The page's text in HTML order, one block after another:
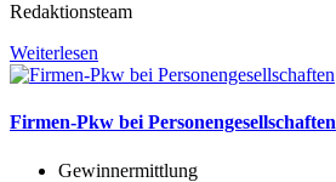
Redaktionsteam
Weiterlesen
Firmen-Pkw bei Personengesellschaften
Gewinnermittlung